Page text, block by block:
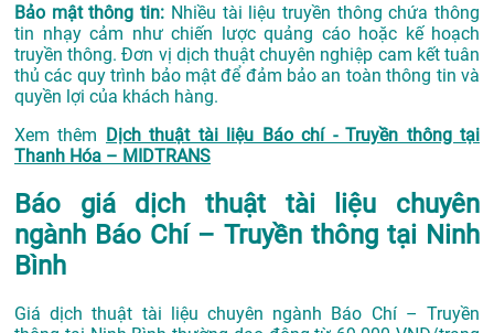
Bảo mật thông tin: Nhiều tài liệu truyền thông chứa thông
tin nhạy cảm như chiến lược quảng cáo hoặc kế hoạch
truyền thông. Đơn vị dịch thuật chuyên nghiệp cam kết tuân
thủ các quy trình bảo mật để đảm bảo an toàn thông tin và
quyền lợi của khách hàng.
Xem thêm Dịch thuật tài liệu Báo chí - Truyền thông tại
Thanh Hóa – MIDTRANS
Báo giá dịch thuật tài liệu chuyên
ngành Báo Chí – Truyền thông tại Ninh
Bình
Giá dịch thuật tài liệu chuyên ngành Báo Chí – Truyền